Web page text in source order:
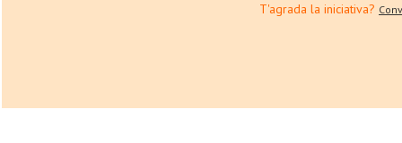
T'agrada la iniciativa?